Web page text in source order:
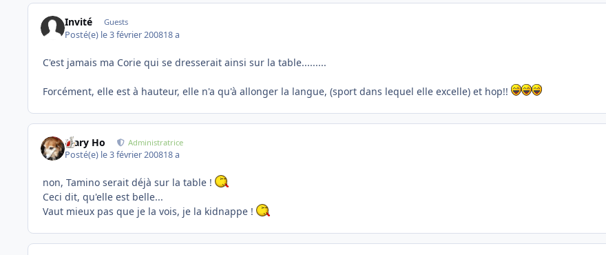
Invité Guests
Posté(e) le 3 février 200818 a
C'est jamais ma Corie qui se dresserait ainsi sur la table.........
Forcément, elle est à hauteur, elle n'a qu'à allonger la langue, (sport dans lequel elle excelle) et hop!!
Mary Ho Administratrice
Posté(e) le 3 février 200818 a
non, Tamino serait déjà sur la table !
Ceci dit, qu'elle est belle...
Vaut mieux pas que je la vois, je la kidnappe !